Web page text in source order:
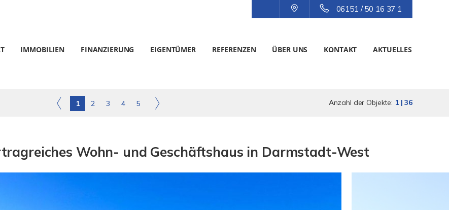
06151 / 50 16 37 1
IMMOBILIEN FINANZIERUNG EIGENTÜMER REFERENZEN ÜBER UNS KONTAKT AKTUELLES
1 2 3 4 5 Anzahl der Objekte: 1 | 36
Wohn- und Geschäftshaus in Darmstadt-West